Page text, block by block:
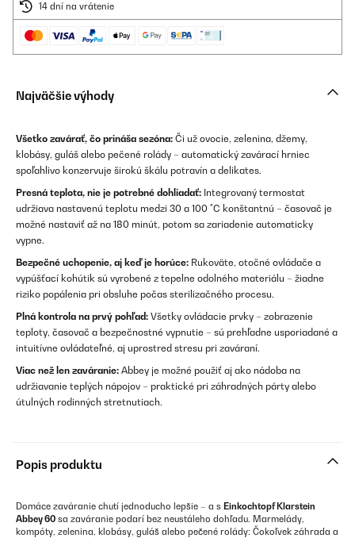
14 dní na vrátenie
Najväčšie výhody
Všetko zavárať, čo prináša sezóna: Či už ovocie, zelenina, džemy,
klobásy, guláš alebo pečené rolády – automatický zavárací hrniec
spoľahlivo konzervuje širokú škálu potravín a delikates.
Presná teplota, nie je potrebné dohliadať: Integrovaný termostat
udržiava nastavenú teplotu medzi 30 a 100 °C konštantnú – časovač je
možné nastaviť až na 180 minút, potom sa zariadenie automaticky
vypne.
Bezpečné uchopenie, aj keď je horúce: Rukoväte, otočné ovládače a
vypúšťací kohútik sú vyrobené z tepelne odolného materiálu – žiadne
riziko popálenia pri obsluhe počas sterilizačného procesu.
Plná kontrola na prvý pohľad: Všetky ovládacie prvky – zobrazenie
teploty, časovač a bezpečnostné vypnutie – sú prehľadne usporiadané a
intuitívne ovládateľné, aj uprostred stresu pri zaváraní.
Viac než len zaváranie: Abbey je možné použiť aj ako nádoba na
udržiavanie teplých nápojov – praktické pri záhradných párty alebo
útulných rodinných stretnutiach.
Popis produktu
Domáce zaváranie chutí jednoducho lepšie – a s Einkochtopf Klarstein
Abbey 60 sa zaváranie podarí bez neustáleho dohľadu. Marmelády,
kompóty, zelenina, klobásy, guláš alebo pečené rolády: Čokoľvek záhrada a